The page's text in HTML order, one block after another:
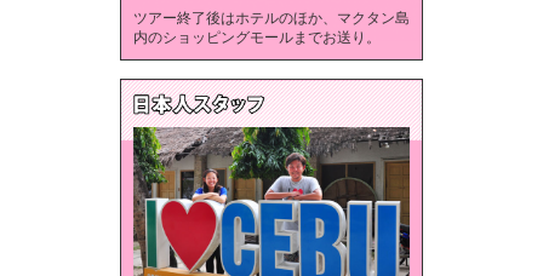
ツアー終了後はホテルのほか、マクタン島
内のショッピングモールまでお送り。